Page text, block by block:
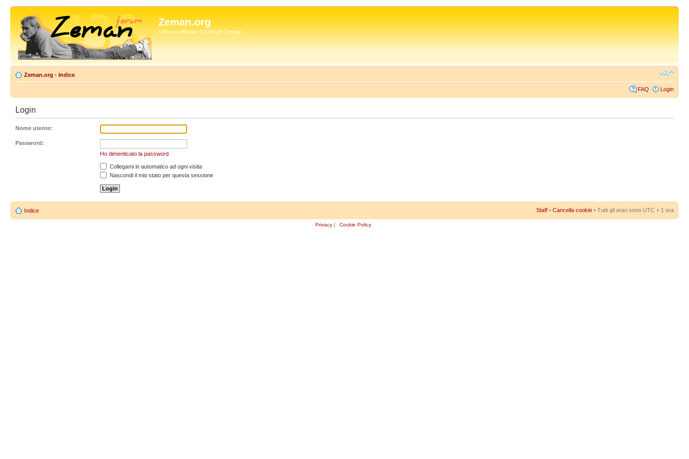
Zeman.org
Il forum ufficiale di Zdenek Zeman
Zeman.org ‹ Indice
FAQ Login
Login
Nome utente:
Password:
Ho dimenticato la password
Collegami in automatico ad ogni visita
Nascondi il mio stato per questa sessione
Indice Staff • Cancella cookie • Tutti gli orari sono UTC + 1 ora
Privacy | Cookie Policy